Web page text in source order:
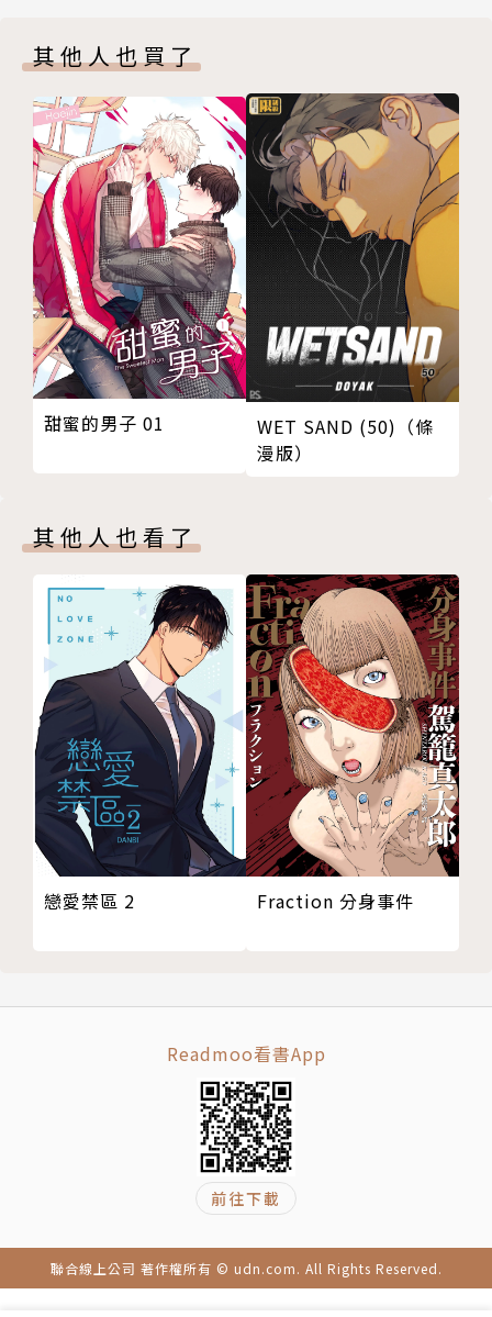
其他人也買了
甜蜜的男子 01
WET SAND (50)（條
漫版）
其他人也看了
戀愛禁區 2 Fraction 分身事件
Readmoo看書App
前往下載
聯合線上公司 著作權所有 © udn.com. All Rights Reserved.